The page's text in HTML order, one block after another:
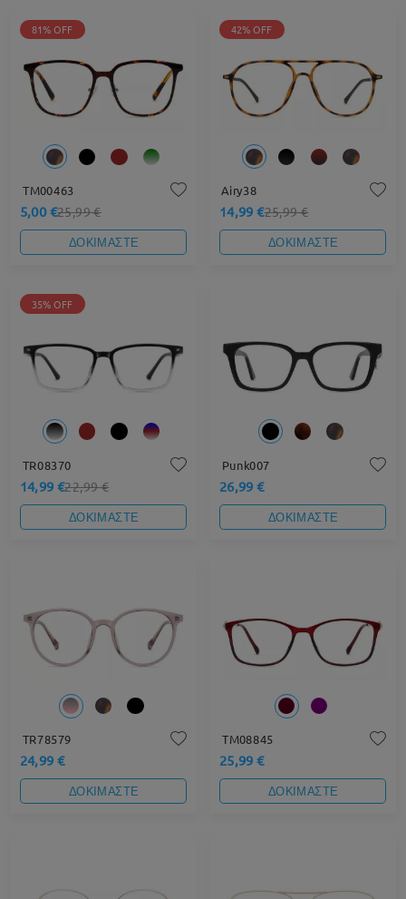
81% OFF
TM00463
5,00 €25,99 €
ΔΟΚΙΜΑΣΤΕ
42% OFF
Airy38
14,99 €25,99 €
ΔΟΚΙΜΑΣΤΕ
35% OFF
TR08370
14,99 €22,99 €
ΔΟΚΙΜΑΣΤΕ
Punk007
26,99 €
ΔΟΚΙΜΑΣΤΕ
TR78579
24,99 €
ΔΟΚΙΜΑΣΤΕ
TM08845
25,99 €
ΔΟΚΙΜΑΣΤΕ